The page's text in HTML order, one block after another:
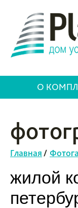
О
Главная /
жилой